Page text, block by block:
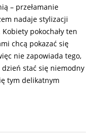
– przełamanie
nadaje stylizacji
pokochały ten
chcą pokazać się
nie zapowiada tego,
stać się niemodny
tym delikatnym